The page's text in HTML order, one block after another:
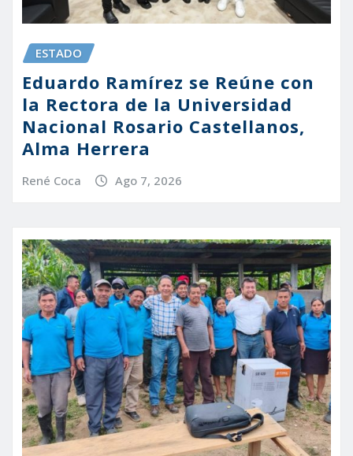
ESTADO
Eduardo Ramírez se Reúne con
la Rectora de la Universidad
Nacional Rosario Castellanos,
Alma Herrera
René Coca Ago 7, 2026